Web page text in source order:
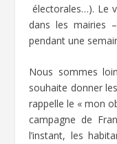
électorales…). Le
dans les mairies
pendant une
Nous sommes
souhaite donner
rappelle le « mon
campagne de
l’instant, les